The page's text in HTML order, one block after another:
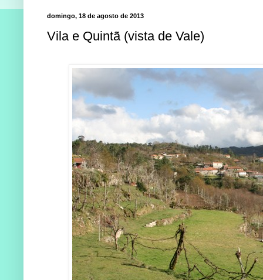
domingo, 18 de agosto de 2013
Vila e Quintã (vista de Vale)